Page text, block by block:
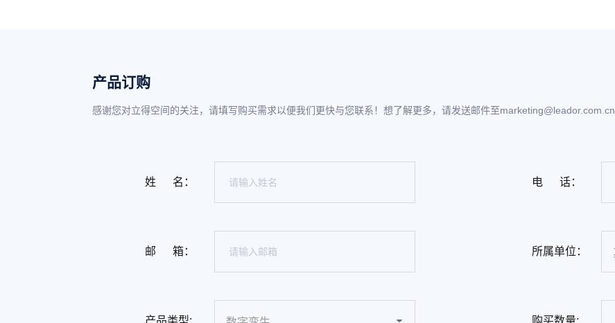
产品订购
感谢您对立得空间的关注，请填写购买需求以便我们更快与您联系！想了解更多，请发送邮件至marketing@leador.com.cn
姓 名： 电 话：
邮 箱： 所属单位：